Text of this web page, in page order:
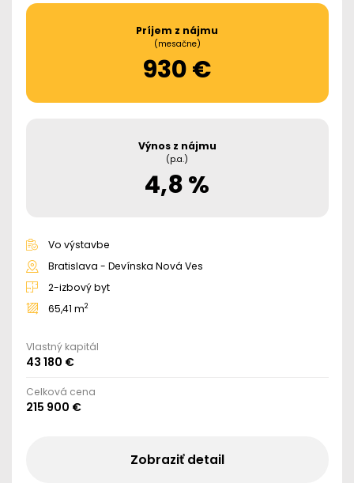
Príjem z nájmu
(mesačne)
930 €
Výnos z nájmu
(p.a.)
4,8 %
Vo výstavbe
Bratislava - Devínska Nová Ves
2-izbový byt
65,41 m2
Vlastný kapitál
43 180 €
Celková cena
215 900 €
Zobraziť detail